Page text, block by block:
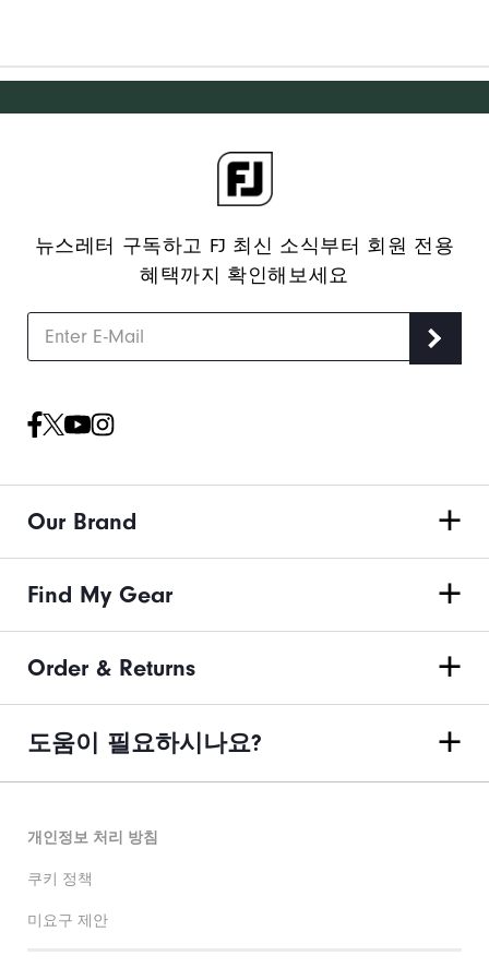
뉴스레터 구독하고 FJ 최신 소식부터 회원 전용
혜택까지 확인해보세요
Our Brand
Find My Gear
Order & Returns
도움이 필요하시나요?
개인정보 처리 방침
쿠키 정책
미요구 제안